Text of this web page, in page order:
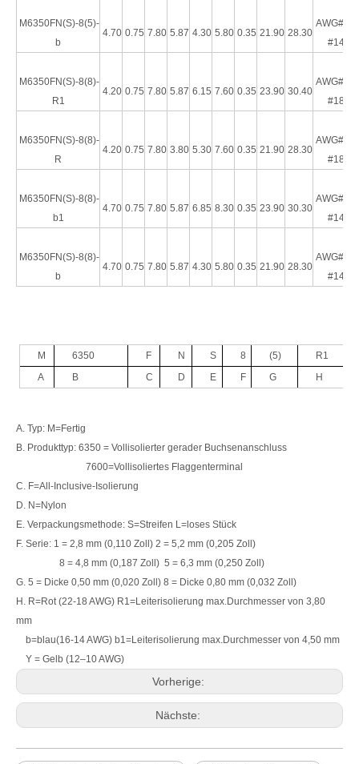
M6350FN(S)-8(5)-
b
4.70 0.75 7.80 5.87 4.30 5.80 0.35 21.90 28.30
AWG#16-
#14
M6350FN(S)-8(8)-
R1
4.20 0.75 7.80 5.87 6.15 7.60 0.35 23.90 30.40
AWG#22-
#18
M6350FN(S)-8(8)-
R
4.20 0.75 7.80 3.80 5.30 7.60 0.35 21.90 28.30
AWG#22-
#18
M6350FN(S)-8(8)-
b1
4.70 0.75 7.80 5.87 6.85 8.30 0.35 23.90 30.30
AWG#16-
#14
M6350FN(S)-8(8)-
b
4.70 0.75 7.80 5.87 4.30 5.80 0.35 21.90 28.30
AWG#16-
#14
M 6350 F N S 8 (5)
R1
A
B C D E F G H
A. Typ: M=Fertig
B. Produkttyp: 6350 = Vollisolierter gerader Buchsenanschluss
7600=Vollisoliertes Flaggenterminal
C. F=All-Inclusive-Isolierung
D. N=Nylon
E. Verpackungsmethode: S=Streifen L=loses Stück
F. Serie: 1 = 2,8 mm (0,110 Zoll) 2 = 5,2 mm (0,205 Zoll)
8 = 4,8 mm (0,187 Zoll) 5 = 6,3 mm (0,250 Zoll)
G. 5 = Dicke 0,50 mm (0,020 Zoll) 8 = Dicke 0,80 mm (0,032 Zoll)
H. R=Rot (22-18 AWG) R1=Leiterisolierung max.Durchmesser von 3,80
mm
b=blau(16-14 AWG) b1=Leiterisolierung max.Durchmesser von 4,50 mm
Y = Gelb (12–10 AWG)
Vorherige:
Nächste: